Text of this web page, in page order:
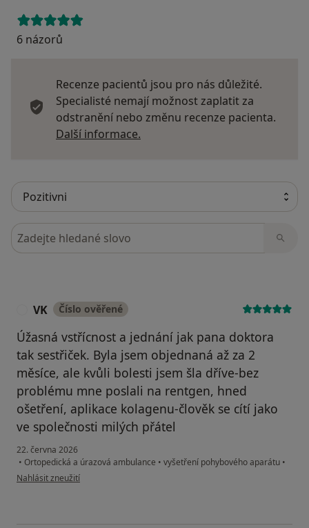
6 názorů
Recenze pacientů jsou pro nás důležité.
Specialisté nemají možnost zaplatit za
odstranění nebo změnu recenze pacienta.
Další informace.
Hledejte v názorech
VK Číslo ověřené
Úžasná vstřícnost a jednání jak pana doktora
tak sestřiček. Byla jsem objednaná až za 2
měsíce, ale kvůli bolesti jsem šla dříve-bez
problému mne poslali na rentgen, hned
ošetření, aplikace kolagenu-člověk se cítí jako
ve společnosti milých přátel
22. června 2026
• Ortopedická a úrazová ambulance • vyšetření pohybového aparátu •
podle názoru uživatele VK
Nahlásit zneužití